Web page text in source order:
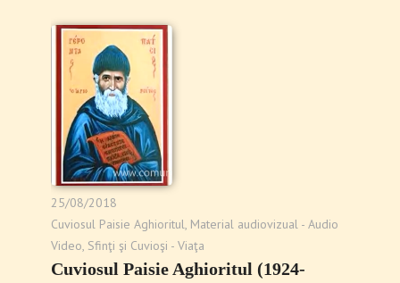
25/08/2018
Cuviosul Paisie Aghioritul, Material audiovizual - Audio
Video, Sfinţi şi Cuvioşi - Viaţa
Cuviosul Paisie Aghioritul (1924-